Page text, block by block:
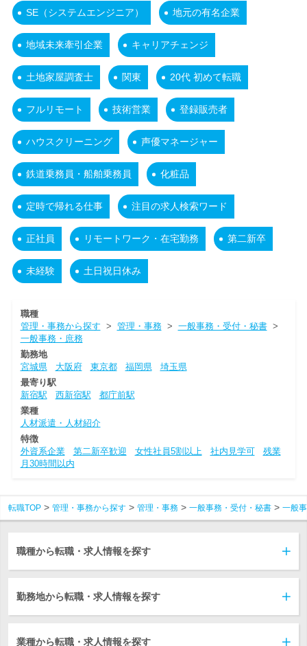
SE（システムエンジニア） 地元の有名企業
地域未来牽引企業 キャリアチェンジ
土地家屋調査士 関東 20代 初めて転職
フルリモート 技術営業 登録販売者
ハウスクリーニング 声優マネージャー
鉄道乗務員・船舶乗務員 化粧品
定時で帰れる仕事 注目の求人検索ワード
正社員 リモートワーク・在宅勤務 第二新卒
未経験 土日祝日休み
職種
管理・事務から探す > 管理・事務> 一般事務・受付・秘書>
一般事務・庶務
勤務地
宮城県
大阪府 東京都 福岡県
埼玉県
最寄り駅
新宿駅
西新宿駅
都庁前駅
業種
人材派遣・人材紹介
特徴
外資系企業
第二新卒歓迎 女性社員5割以上 社内見学可
残業
月30時間以内
転職TOP 管理・事務から探す 管理・事務 一般事務・受付・秘書 一般
職種から転職・求人情報を探す
勤務地から転職・求人情報を探す
業種から転職・求人情報を探す